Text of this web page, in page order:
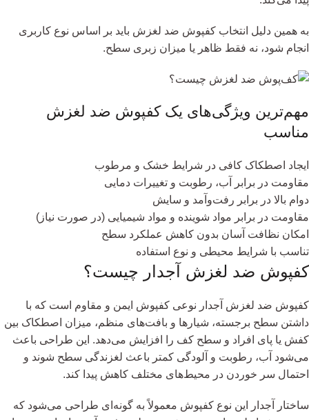
به همین دلیل انتخاب کفپوش ضد لغزش باید بر اساس نوع کاربری
انجام شود، نه فقط ظاهر یا میزان زبری سطح.
مهم‌ترین ویژگی‌های یک کفپوش ضد لغزش
مناسب
ایجاد اصطکاک کافی در شرایط خشک و مرطوب
مقاومت در برابر آب، رطوبت و تغییرات دمایی
دوام بالا در برابر رفت‌وآمد و سایش
مقاومت در برابر مواد شوینده و مواد شیمیایی (در صورت نیاز)
امکان نظافت آسان بدون کاهش عملکرد سطح
تناسب با شرایط محیطی و نوع استفاده
کفپوش ضد لغزش آجدار چیست؟
کفپوش ضد لغزش آجدار نوعی کفپوش ایمن و مقاوم است که با
داشتن سطح برجسته، شیارها و بافت‌های منظم، میزان اصطکاک بین
کفش یا پای افراد و سطح کف را افزایش می‌دهد. این طراحی باعث
می‌شود آب، رطوبت و آلودگی کمتر باعث لغزندگی سطح شوند و
احتمال سر خوردن در محیط‌های مختلف کاهش پیدا کند.
ساختار آجدار این نوع کفپوش معمولاً به گونه‌ای طراحی می‌شود که